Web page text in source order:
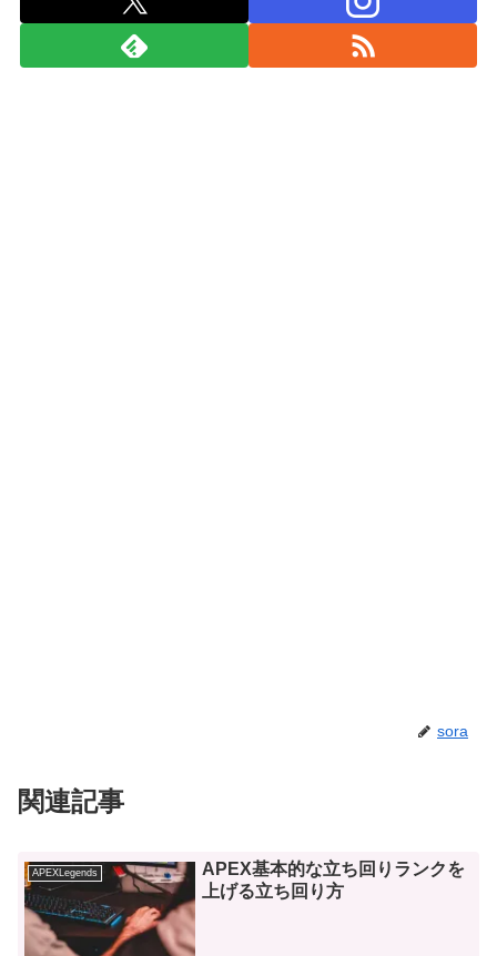
sora
関連記事
APEXLegends
APEX基本的な立ち回りランクを
上げる立ち回り方